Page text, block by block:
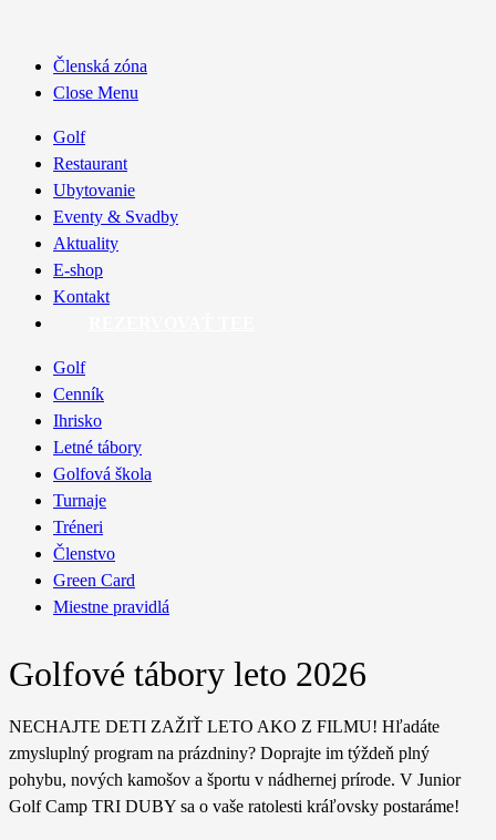
Členská zóna
Close Menu
Golf
Restaurant
Ubytovanie
Eventy & Svadby
Aktuality
E-shop
Kontakt
Golf
Cenník
Ihrisko
Letné tábory
Golfová škola
Turnaje
Tréneri
Členstvo
Green Card
Miestne pravidlá
Golfové tábory leto 2026
NECHAJTE DETI ZAŽIŤ LETO AKO Z FILMU! Hľadáte
zmysluplný program na prázdniny? Doprajte im týždeň plný
pohybu, nových kamošov a športu v nádhernej prírode. V Junior
Golf Camp TRI DUBY sa o vaše ratolesti kráľovsky postaráme!